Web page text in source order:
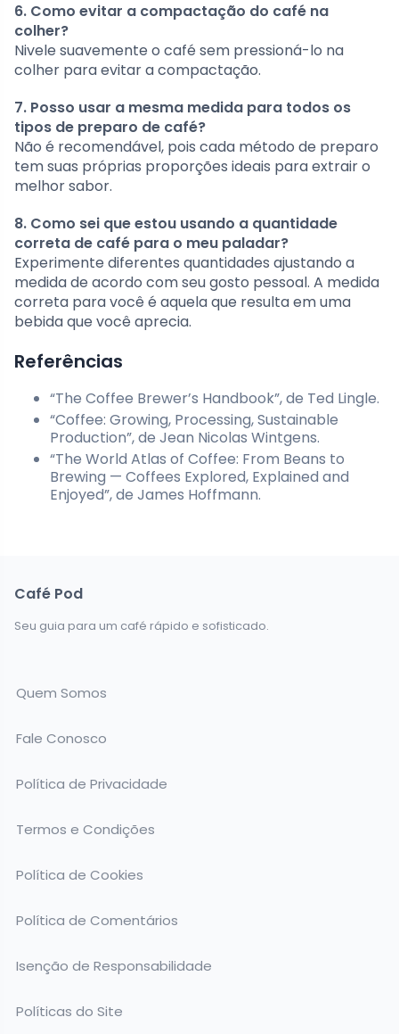
6. Como evitar a compactação do café na
colher?
Nivele suavemente o café sem pressioná-lo na
colher para evitar a compactação.
7. Posso usar a mesma medida para todos os
tipos de preparo de café?
Não é recomendável, pois cada método de preparo
tem suas próprias proporções ideais para extrair o
melhor sabor.
8. Como sei que estou usando a quantidade
correta de café para o meu paladar?
Experimente diferentes quantidades ajustando a
medida de acordo com seu gosto pessoal. A medida
correta para você é aquela que resulta em uma
bebida que você aprecia.
Referências
“The Coffee Brewer’s Handbook”, de Ted Lingle.
“Coffee: Growing, Processing, Sustainable
Production”, de Jean Nicolas Wintgens.
“The World Atlas of Coffee: From Beans to
Brewing — Coffees Explored, Explained and
Enjoyed”, de James Hoffmann.
Café Pod
Seu guia para um café rápido e sofisticado.
Quem Somos
Fale Conosco
Política de Privacidade
Termos e Condições
Política de Cookies
Política de Comentários
Isenção de Responsabilidade
Políticas do Site